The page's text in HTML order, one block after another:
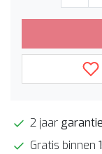
2 jaar garantie
Gratis binnen